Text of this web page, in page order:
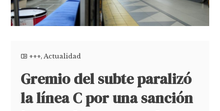
+++,Actualidad
Gremio del subte paralizó
la línea C por una sanción